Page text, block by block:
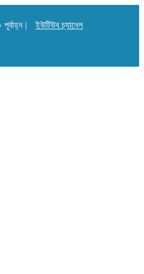
| ইউটিউব চ্যানেল